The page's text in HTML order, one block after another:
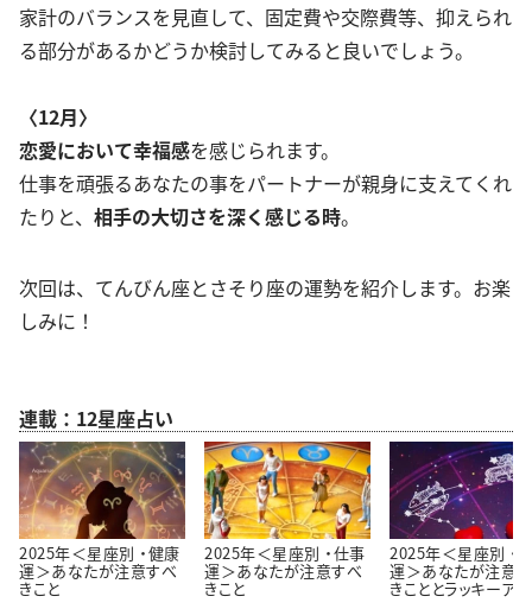
家計のバランスを見直して、固定費や交際費等、抑えられ
る部分があるかどうか検討してみると良いでしょう。
〈12月〉
恋愛において幸福感を感じられます。
仕事を頑張るあなたの事をパートナーが親身に支えてくれ
たりと、 相手の大切さを深く感じる時。
次回は、てんびん座とさそり座の運勢を紹介します。お楽
しみに！
連載：12星座占い
2025年＜星座別 ・健康
運＞あなたが注意すべ
きこと
2025年＜星座別 ・仕事
運＞あなたが注意すべ
きこと
2025年＜星座別 ・
運＞あなたが注意
きこととラッキーア